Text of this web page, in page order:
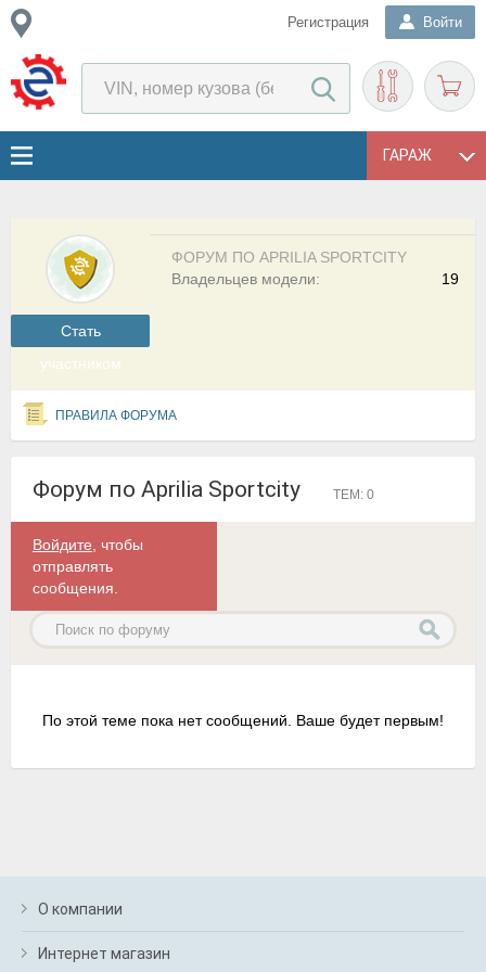
Регистрация Войти
ГАРАЖ
Cтать
участником
ФОРУМ ПО APRILIA SPORTCITY
19
Владельцев модели:
ПРАВИЛА ФОРУМА
Форум по Aprilia Sportcity ТЕМ: 0
Войдите , чтобы
отправлять
сообщения.
По этой теме пока нет сообщений. Ваше будет первым!
О компании
Интернет магазин